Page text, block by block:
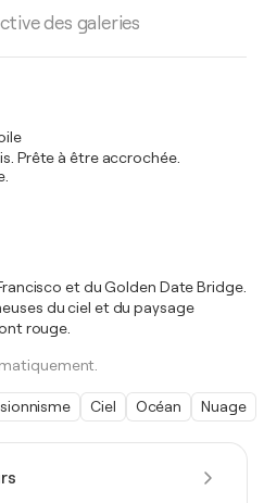
des galeries
Prête à être accrochée.
et du Golden Date Bridge.
du ciel et du paysage
rouge.
Ciel Océan Nuage